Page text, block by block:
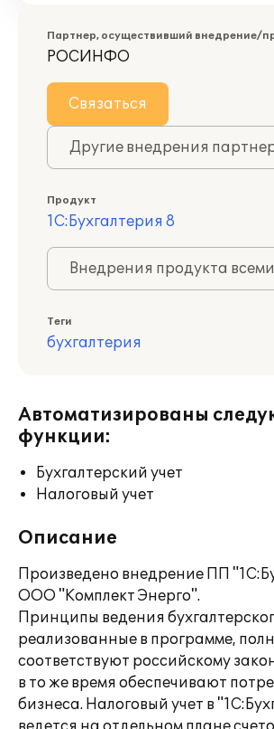
Партнер, осуществивший внедрение/
РОСИНФО
Связаться
Другие внедрения
Продукт
1С:Бухгалтерия 8
Внедрения продукта
Теги
бухгалтерия
Автоматизированы
функции:
Бухгалтерский учет
Налоговый учет
Описание
Произведено внедрение ПП
ООО "Комплект Энерго".
Принципы ведения
реализованные в программе,
соответствуют российскому
в то же время обеспечивают
бизнеса. Налоговый учет в